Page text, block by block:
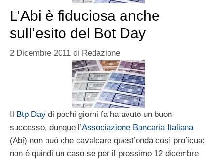
L’Abi è fiduciosa anche
sull’esito del Bot Day
2 Dicembre 2011 di Redazione
Il Btp Day di pochi giorni fa ha avuto un buon
successo, dunque l’Associazione Bancaria Italiana
(Abi) non può che cavalcare quest’onda così proficua:
non è quindi un caso se per il prossimo 12 dicembre